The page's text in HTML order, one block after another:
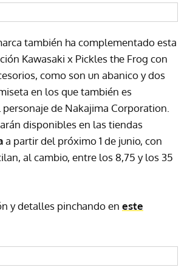
también ha complementado esta
Kawasaki x Pickles the Frog con
como son un abanico y dos
en los que también es
de Nakajima Corporation.
disponibles en las tiendas
a partir del próximo 1 de junio, con
al cambio, entre los 8,75 y los 35
y detalles pinchando en este